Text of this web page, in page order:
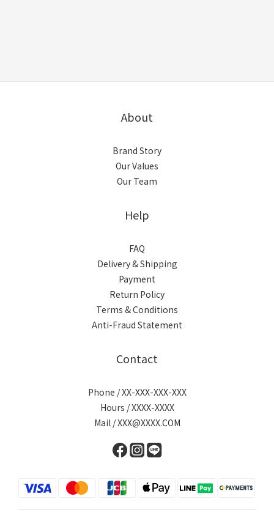
About
Brand Story
Our Values
Our Team
Help
FAQ
Delivery & Shipping
Payment
Return Policy
Terms & Conditions
Anti-Fraud Statement
Contact
Phone / XX-XXX-XXX-XXX
Hours / XXXX-XXXX
Mail / XXX@XXXX.COM